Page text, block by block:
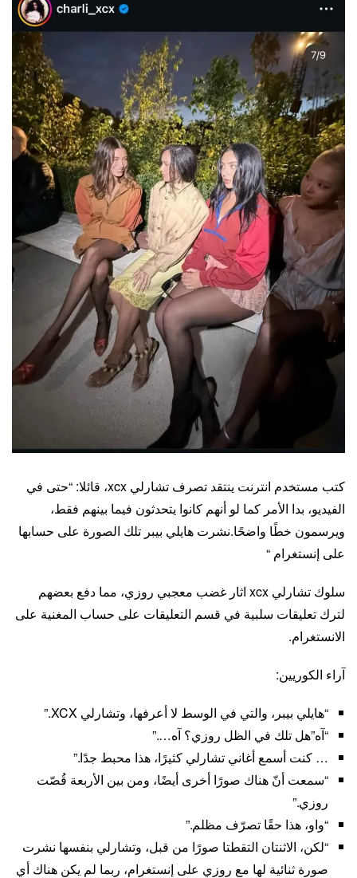
كتب مستخدم انترنت ينتقد تصرف تشارلي xcx، قائلا: “حتى في
الفيديو، بدا الأمر كما لو أنهم كانوا يتحدثون فيما بينهم فقط،
ويرسمون خطًا واضحًا.نشرت هايلي بيبر تلك الصورة على حسابها
على إنستغرام “
سلوك تشارلي xcx اثار غضب معجبي روزي، مما دفع بعضهم
لترك تعليقات سلبية في قسم التعليقات على حساب المغنية على
الانستغرام.
آراء الكوريين:
“هايلي بيبر، والتي في الوسط لا أعرفها، وتشارلي XCX.”
“آه”هل تلك في الظل روزي؟ آه….”
… كنت أسمع أغاني تشارلي كثيرًا، هذا محبط جدًا.”
“سمعت أنّ هناك صورًا أخرى أيضًا، ومن بين الأربعة قُصّت
روزي.”
“واو، هذا حقًا تصرّف مظلم.”
“لكن، الاثنتان التقطتا صورًا من قبل، وتشارلي بنفسها نشرت
صورة ثنائية لها مع روزي على إنستغرام، ربما لم يكن هناك أي